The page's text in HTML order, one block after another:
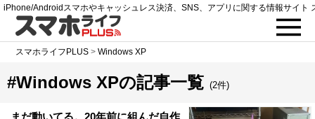
iPhone/Androidスマホやキャッシュレス決済、SNS、アプリに関する情報サイト
スマホライフPLUS >Windows XP
#Windows XPの記事一覧 (2件)
まだ動いてる。20年前に組んだ自作